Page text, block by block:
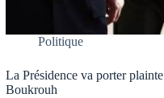
Politique
La Présidence va porter
Boukrouh